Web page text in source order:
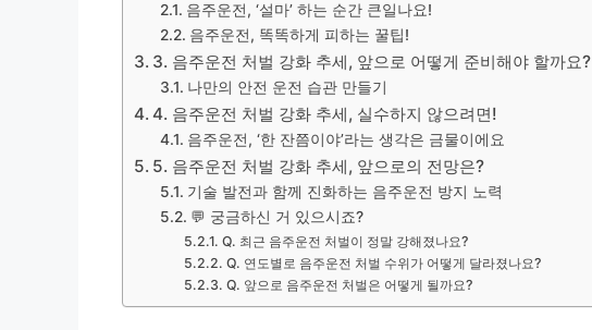
음주운전, ‘설마’ 하는 순간 큰일나요!
음주운전, 똑똑하게 피하는 꿀팁!
3. 음주운전 처벌 강화 추세, 앞으로 어떻게 준비해야 할까요?
나만의 안전 운전 습관 만들기
4. 음주운전 처벌 강화 추세, 실수하지 않으려면!
음주운전, ‘한 잔쯤이야’라는 생각은 금물이에요
5. 음주운전 처벌 강화 추세, 앞으로의 전망은?
기술 발전과 함께 진화하는 음주운전 방지 노력
💬 궁금하신 거 있으시죠?
Q. 최근 음주운전 처벌이 정말 강해졌나요?
Q. 연도별로 음주운전 처벌 수위가 어떻게 달라졌나요?
Q. 앞으로 음주운전 처벌은 어떻게 될까요?